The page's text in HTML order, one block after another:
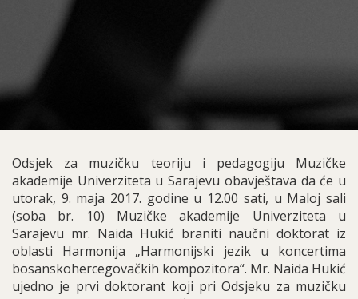
Odsjek za muzičku teoriju i pedagogiju Muzičke
akademije Univerziteta u Sarajevu obavještava da će u
utorak, 9. maja 2017. godine u 12.00 sati, u Maloj sali
(soba br. 10) Muzičke akademije Univerziteta u
Sarajevu mr. Naida Hukić braniti naučni doktorat iz
oblasti Harmonija „Harmonijski jezik u koncertima
bosanskohercegovačkih kompozitora“. Mr. Naida Hukić
ujedno je prvi doktorant koji pri Odsjeku za muzičku